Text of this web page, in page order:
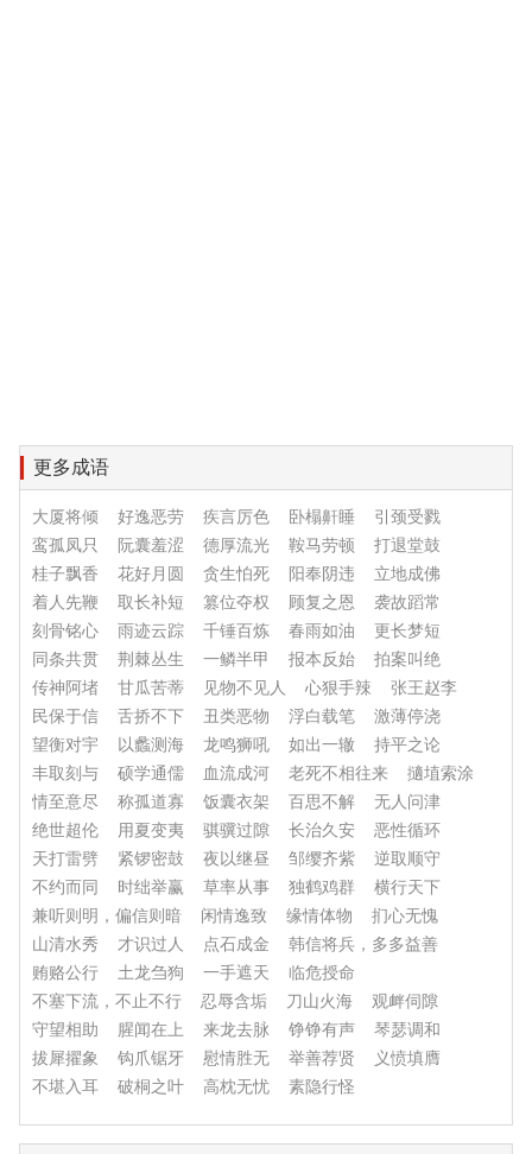
更多成语
大厦将倾 好逸恶劳 疾言厉色 卧榻鼾睡
引颈受戮
鸾孤凤只
阮囊羞涩 德厚流光 鞍马劳顿
打退堂鼓
桂子飘香
花好月圆 贪生怕死 阳奉阴违
立地成佛
着人先鞭
取长补短 篡位夺权 顾复之恩
袭故蹈常
刻骨铭心
雨迹云踪 千锤百炼 春雨如油
更长梦短
同条共贯
荆棘丛生 一鳞半甲 报本反始
拍案叫绝
传神阿堵
甘瓜苦蒂 见物不见人 心狠手辣
张王赵李
民保于信
舌挢不下 丑类恶物 浮白载笔
激薄停浇
望衡对宇
以蠡测海 龙鸣狮吼 如出一辙
持平之论
丰取刻与
硕学通儒 血流成河 老死不相往来
擿埴索涂
情至意尽
称孤道寡 饭囊衣架 百思不解
无人问津
绝世超伦
用夏变夷 骐骥过隙 长治久安
恶性循环
天打雷劈
紧锣密鼓 夜以继昼 邹缨齐紫
逆取顺守
不约而同
时绌举赢 草率从事 独鹤鸡群
横行天下
兼听则明，偏信则暗
闲情逸致 缘情体物
扪心无愧
山清水秀
才识过人 点石成金
韩信将兵，多多益善
贿赂公行
土龙刍狗 一手遮天
临危授命
不塞下流，不止不行
忍辱含垢 刀山火海
观衅伺隙
守望相助
腥闻在上 来龙去脉 铮铮有声
琴瑟调和
拔犀擢象
钩爪锯牙 慰情胜无 举善荐贤
义愤填膺
不堪入耳
破桐之叶 高枕无忧 素隐行怪